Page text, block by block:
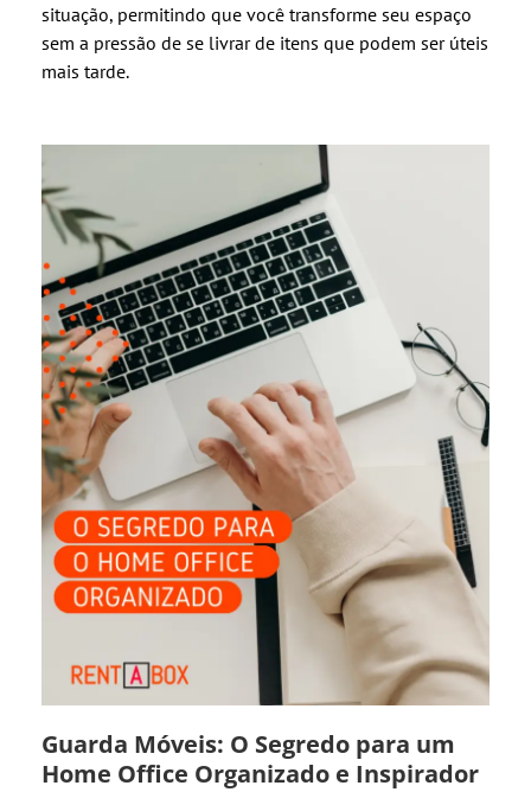
situação, permitindo que você transforme seu espaço
sem a pressão de se livrar de itens que podem ser úteis
mais tarde.
Guarda Móveis: O Segredo para um
Home Office Organizado e Inspirador